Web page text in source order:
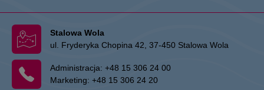
Stalowa Wola
ul. Fryderyka Chopina 42, 37-450 Stalowa Wola
Administracja: +48 15 306 24 00
Marketing: +48 15 306 24 20